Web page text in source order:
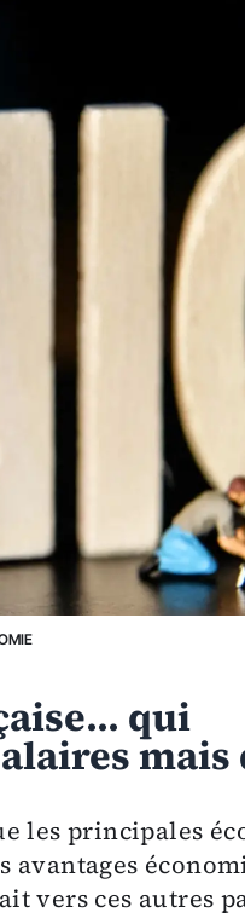
qui
les principales
avantages
vers ces autres